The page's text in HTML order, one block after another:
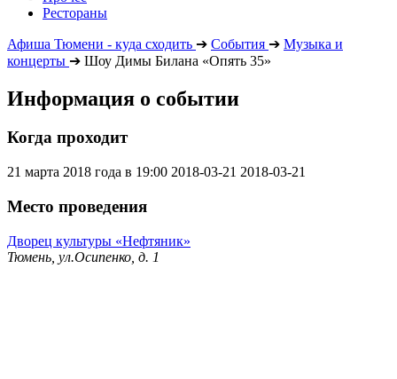
Рестораны
Афиша Тюмени - куда сходить ➔ События ➔ Музыка и
концерты ➔ Шоу Димы Билана «Опять 35»
Информация о событии
Когда проходит
21 марта 2018 года в 19:00 2018-03-21 2018-03-21
Место проведения
Дворец культуры «Нефтяник»
Тюмень, ул.Осипенко, д. 1